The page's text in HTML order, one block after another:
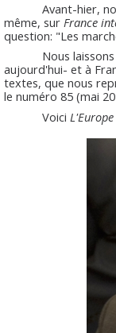
Avant-hier, nous
même, sur France
question: "Les
Nous laissons
aujourd'hui- et à
textes, que nous
le numéro 85 (mai
Voici